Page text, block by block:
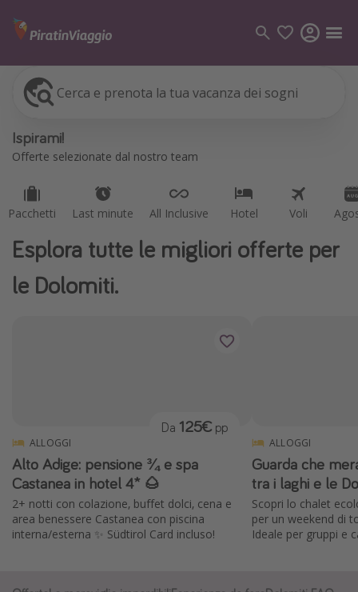
Cerca e prenota la tua vacanza dei sogni
Ispirami!
Offerte selezionate dal nostro team
Pacchetti Last minute All Inclusive Hotel Voli
Pacchetti
Voli
Vacanze
Tunisia
Malta
Canarie
Capo Verde
Esplora tutte le migliori offerte per
le Dolomiti.
ALLOGGI
Alto Adige: pensione ¾ e spa
Castanea in hotel 4* 🌰
2+ notti con colazione, buffet dolci, cena e
area benessere Castanea con piscina
interna/esterna ✨ Südtirol Card incluso!
Da 125€ pp
ALLOGGI
Guarda che
tra i laghi e le
Scopri lo chalet
per un weekend di
Ideale per gruppi e